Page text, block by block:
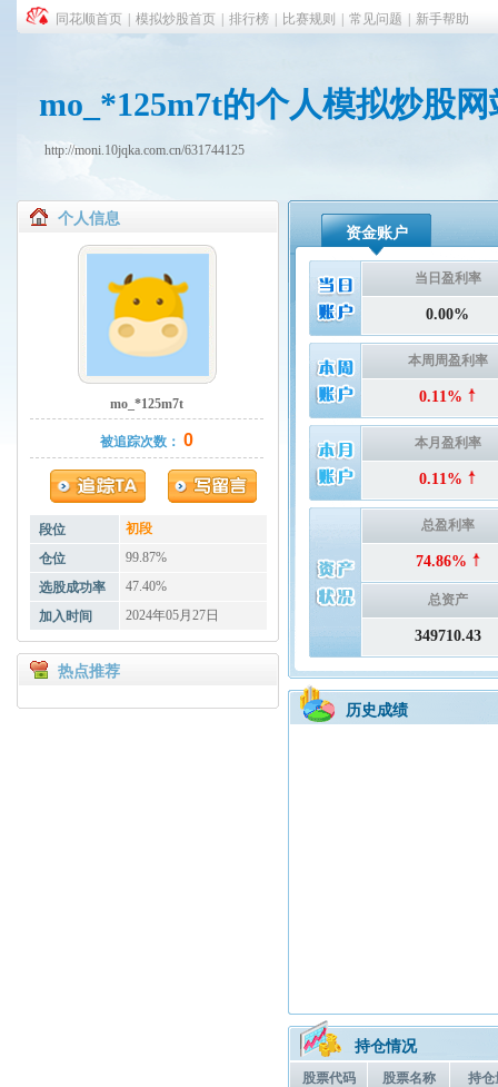
同花顺首页 模拟炒股首页 排行榜 比赛规则 常见问题 新手帮助
mo_*125m7t的个人模拟炒股网
http://moni.10jqka.com.cn/631744125
个人信息
mo_*125m7t
被追踪次数： 0
段位
初段
仓位
99.87%
选股成功率
47.40%
加入时间
2024年05月27日
热点推荐
资金账户
当日盈利率
0.00%
本周周盈利率
0.11%
本月盈利率
0.11%
总盈利率
74.86%
总资产
349710.43
历史成绩
持仓情况
股票代码 股票名称 持仓